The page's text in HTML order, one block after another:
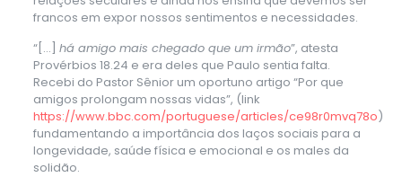
francos em expor nossos sentimentos e necessidades.
“[…] há amigo mais chegado que um irmão”, atesta
Provérbios 18.24 e era deles que Paulo sentia falta.
Recebi do Pastor Sênior um oportuno artigo “Por que
amigos prolongam nossas vidas”, (link
https://www.bbc.com/portuguese/articles/ce98r0mvq78o)
fundamentando a importância dos laços sociais para a
longevidade, saúde física e emocional e os males da
solidão.